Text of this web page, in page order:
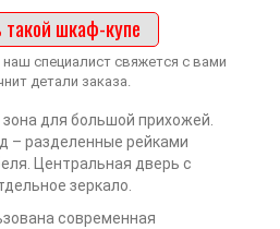
такой шкаф-купе
специалист свяжется с вами
детали заказа.
для большой прихожей.
– разделенные рейками
Центральная дверь с
зеркало.
современная